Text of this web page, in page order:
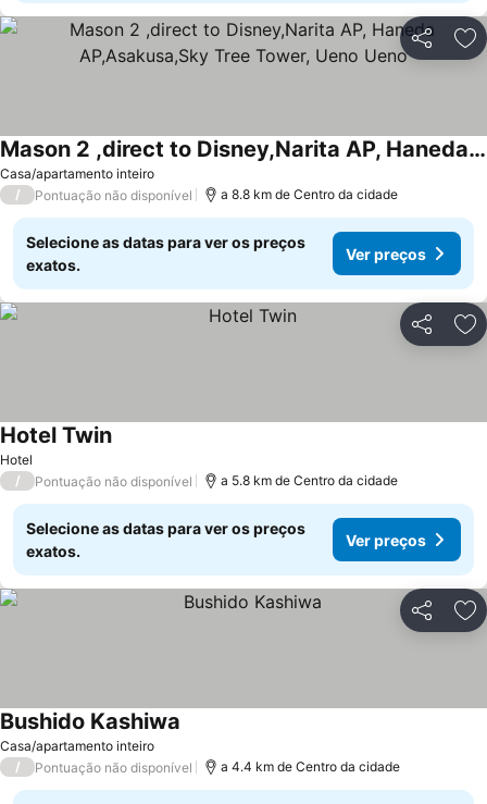
Partilhar
Casa/apartamento inteiro
Mason 2 ,direct to Disney,Narita AP, Haneda AP,Asakusa,Sky Tree Tower, Ueno Ueno
Ver preços
/ Pontuação não disponível a 8.8 km de Centro da cidade
Selecione as datas para ver os preços
exatos.
Ver preços
Partilhar
Hotel
Hotel TwinVer preços
/ Pontuação não disponível a 5.8 km de Centro da cidade
Selecione as datas para ver os preços
exatos.
Ver preços
Partilhar
Casa/apartamento inteiro
Bushido Kashiwa
/ Pontuação não disponível a 4.4 km de Centro da cidade